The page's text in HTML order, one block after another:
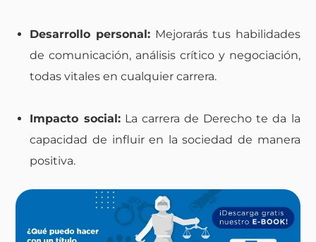
Desarrollo personal: Mejorarás tus habilidades
de comunicación, análisis crítico y negociación,
todas vitales en cualquier carrera.
Impacto social:La carrera de Derecho te da la
capacidad de influir en la sociedad de manera
positiva.